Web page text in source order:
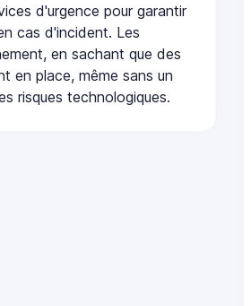
d'urgence pour garantir
cas d'incident. Les
en sachant que des
en place, même sans un
risques technologiques.